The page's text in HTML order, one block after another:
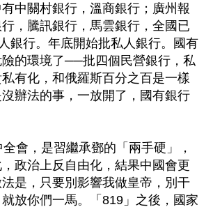
中關村銀行，溫商銀行；廣州報
行，騰訊銀行，馬雲銀行，全國已
銀行。年底開始批私人銀行。國有
的環境了──批四個民營銀行，私
有化，和俄羅斯百分之百是一樣
辦法的事，一放開了，國有銀行
會，是習繼承鄧的「兩手硬」，
政治上反自由化，結果中國會更
是，只要別影響我做皇帝，別干
放你們一馬。「819」之後，國家